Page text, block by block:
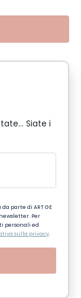
Siate i
parte di ART GE
Per
personali ed
sulla privacy.